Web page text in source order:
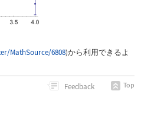
MathSource/6808)から利用できるよ
Feedback Top